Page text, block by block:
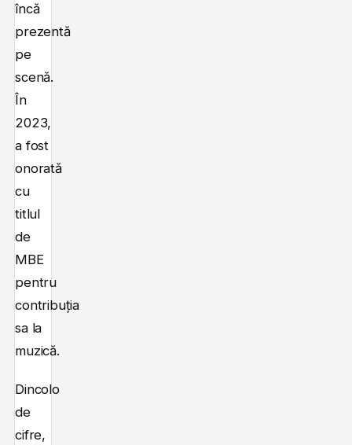
încă
prezentă
pe
scenă.
În
2023,
a fost
onorată
cu
titlul
de
MBE
pentru
contribuția
sa la
muzică.
Dincolo
de
cifre,